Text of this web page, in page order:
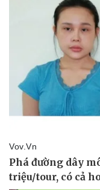
Doanh nghiệp
Thông tin doanh nghiệp
Doanh nghiệp 24h
Doanh nhân
Vì cộng đồng